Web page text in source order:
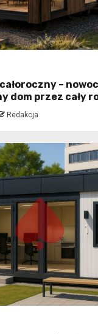
–
dom przez cały
Redakcja